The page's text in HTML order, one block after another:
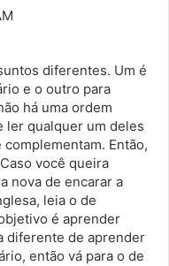
diferentes. Um é
e o outro para
há uma ordem
ler qualquer um deles
Então,
você queira
nova de encarar a
leia o de
é aprender
diferente de aprender
então vá para o de